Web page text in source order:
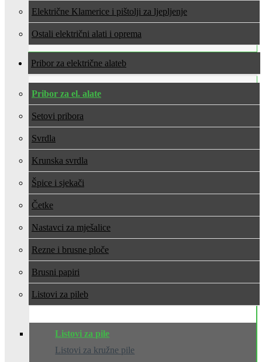
Električne Klamerice i pištolji za ljepljenje
Ostali električni alati i oprema
Pribor za električne alate
Pribor za el. alate
Setovi pribora
Svrdla
Krunska svrdla
Špice i sjekači
Četke
Nastavci za mješalice
Rezne i brusne ploče
Brusni papiri
Listovi za pile
Listovi za pile
Listovi za kružne pile